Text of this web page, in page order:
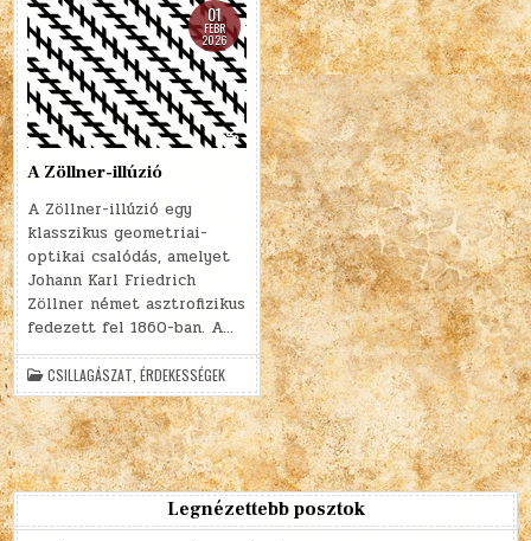
01
FEBR
2026
A Zöllner-illúzió
A Zöllner-illúzió egy
klasszikus geometriai-
optikai csalódás, amelyet
Johann Karl Friedrich
Zöllner német asztrofizikus
fedezett fel 1860-ban. A…
CSILLAGÁSZAT ,ÉRDEKESSÉGEK
Legnézettebb posztok